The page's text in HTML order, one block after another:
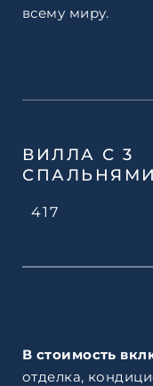
всему миру.
ВИЛЛА С 3
СПАЛЬНЯМИ
417
В стоимость
отделка,